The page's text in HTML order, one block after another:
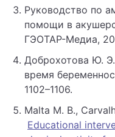
Руководство по
помощи в
ГЭОТАР-Медиа,
Доброхотова Ю.
время
1102–1106.
Malta M. B.,
Educational